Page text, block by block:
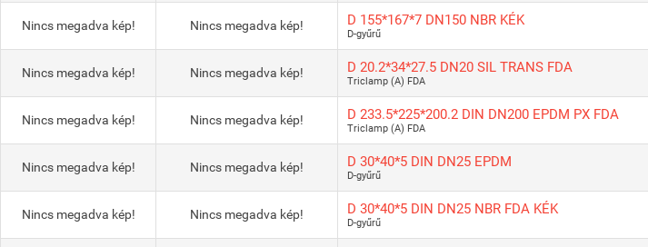
Nincs megadva kép! Nincs megadva kép! D 155*167*7 DN150 NBR KÉK
D-gyűrű
Nincs megadva kép! Nincs megadva kép! D 20.2*34*27.5 DN20 SIL TRANS FDA
Triclamp (A) FDA
Nincs megadva kép! Nincs megadva kép! D 233.5*225*200.2 DIN DN200 EPDM PX FDA
Triclamp (A) FDA
Nincs megadva kép! Nincs megadva kép! D 30*40*5 DIN DN25 EPDM
D-gyűrű
Nincs megadva kép! Nincs megadva kép! D 30*40*5 DIN DN25 NBR FDA KÉK
D-gyűrű